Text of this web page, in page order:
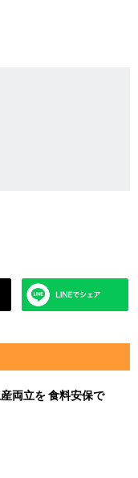
両立を 食料安保で